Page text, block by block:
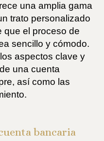
una amplia gama
trato personalizado
que el proceso de
sencillo y cómodo.
aspectos clave y
una cuenta
así como las
bancaria